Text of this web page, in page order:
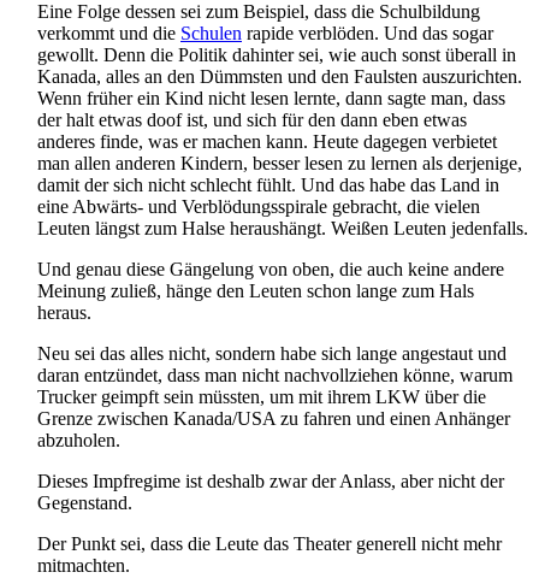
Eine Folge dessen sei zum Beispiel, dass die Schulbildung
verkommt und die Schulen rapide verblöden. Und das sogar
gewollt. Denn die Politik dahinter sei, wie auch sonst überall in
Kanada, alles an den Dümmsten und den Faulsten auszurichten.
Wenn früher ein Kind nicht lesen lernte, dann sagte man, dass
der halt etwas doof ist, und sich für den dann eben etwas
anderes finde, was er machen kann. Heute dagegen verbietet
man allen anderen Kindern, besser lesen zu lernen als derjenige,
damit der sich nicht schlecht fühlt. Und das habe das Land in
eine Abwärts- und Verblödungs­spirale gebracht, die vielen
Leuten längst zum Halse heraushängt. Weißen Leuten jedenfalls.
Und genau diese Gängelung von oben, die auch keine andere
Meinung zuließ, hänge den Leuten schon lange zum Hals
heraus.
Neu sei das alles nicht, sondern habe sich lange angestaut und
daran entzündet, dass man nicht nachvollziehen könne, warum
Trucker geimpft sein müssten, um mit ihrem LKW über die
Grenze zwischen Kanada/USA zu fahren und einen Anhänger
abzuholen.
Dieses Impfregime ist deshalb zwar der Anlass, aber nicht der
Gegenstand.
Der Punkt sei, dass die Leute das Theater generell nicht mehr
mitmachten.